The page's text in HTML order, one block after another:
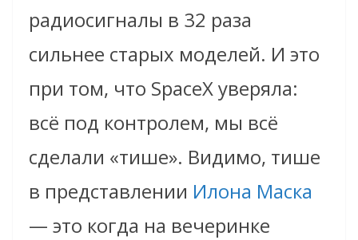
радиосигналы в 32 раза
сильнее старых моделей. И это
при том, что SpaceX уверяла:
всё под контролем, мы всё
сделали «тише». Видимо, тише
в представлении Илона Маска
— это когда на вечеринке